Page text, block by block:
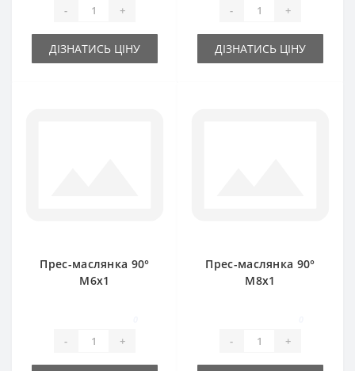
- +
ДІЗНАТИСЬ ЦІНУ
- +
ДІЗНАТИСЬ ЦІНУ
Прес-маслянка 90°
М6х1
- +
Прес-маслянка 90°
М8х1
- +